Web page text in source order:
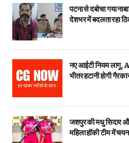
पटना से दबोचा गया
देशभर में बदलता रहा
नए आईटी नियम
भीतर हटानी होगी
जशपुर की मधु सिदार
महिला हॉकी टीम में